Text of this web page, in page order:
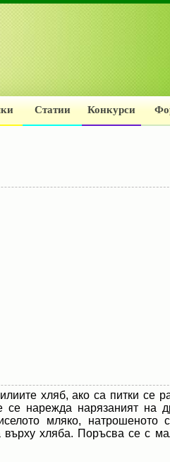
Статии Конкурси
хляб, ако са питки се
се нарежда нарязаният на
мляко, натрошеното
върху хляба. Поръсва се с